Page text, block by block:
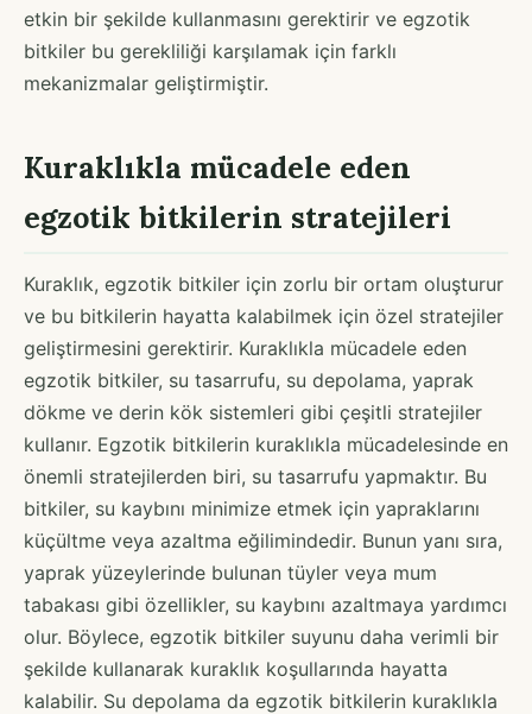
etkin bir şekilde kullanmasını gerektirir ve egzotik
bitkiler bu gerekliliği karşılamak için farklı
mekanizmalar geliştirmiştir.
Kuraklıkla mücadele eden
egzotik bitkilerin stratejileri
Kuraklık, egzotik bitkiler için zorlu bir ortam oluşturur
ve bu bitkilerin hayatta kalabilmek için özel stratejiler
geliştirmesini gerektirir. Kuraklıkla mücadele eden
egzotik bitkiler, su tasarrufu, su depolama, yaprak
dökme ve derin kök sistemleri gibi çeşitli stratejiler
kullanır. Egzotik bitkilerin kuraklıkla mücadelesinde en
önemli stratejilerden biri, su tasarrufu yapmaktır. Bu
bitkiler, su kaybını minimize etmek için yapraklarını
küçültme veya azaltma eğilimindedir. Bunun yanı sıra,
yaprak yüzeylerinde bulunan tüyler veya mum
tabakası gibi özellikler, su kaybını azaltmaya yardımcı
olur. Böylece, egzotik bitkiler suyunu daha verimli bir
şekilde kullanarak kuraklık koşullarında hayatta
kalabilir. Su depolama da egzotik bitkilerin kuraklıkla